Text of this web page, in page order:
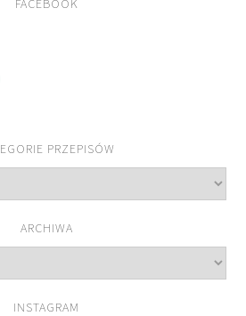
FACEBOOK
PRZEPISÓW
ARCHIWA
INSTAGRAM